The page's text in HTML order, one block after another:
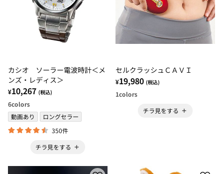
カシオ ソーラー電波時計＜メ
ンズ・レディス＞
¥10,267 (税込)
6colors
動画あり
ロングセラー
350件
チラ見をする
セルクラッシュＣＡＶＩ
¥19,980 (税込)
1colors
チラ見をする